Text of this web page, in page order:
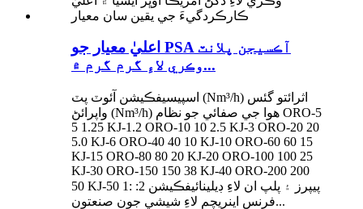
اعليٰ معيار جو PSA آڪسيجن پلانٽ
وڪري لاءِ گرم گرم ۾...
اسپيسيفڪيشن آئوٽ پٽ (Nm³/h) اثرائتو گئس
واپرائڻ (Nm³/h) هوا جي صفائي جو نظام ORO-5
5 1.25 KJ-1.2 ORO-10 10 2.5 KJ-3 ORO-20 20
5.0 KJ-6 ORO-40 40 10 KJ-10 ORO-60 60 15
KJ-15 ORO-80 80 20 KJ-20 ORO-100 100 25
KJ-30 ORO-150 150 38 KJ-40 ORO-200 200
50 KJ-50 1: پيپرز ۽ پلپ ان لاءِ ڊيلينائيفڪيشن 2:
فرنس اينريچم لاءِ شيشي جون صنعتون...